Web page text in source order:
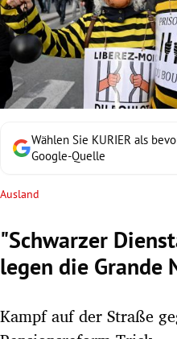
Untermenü
Untermenü
Untermenü
Untermenü
Untermenü
Wählen Sie KURIER als
Google-Quelle
Ausland
"Schwarzer
legen die Grande
Kampf auf der Straße